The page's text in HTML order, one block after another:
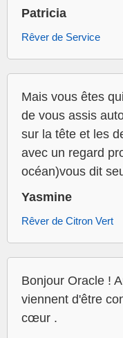
Patricia
Rêver de Service
Mais vous êtes
de vous assis
sur la tête et les
avec un regard
océan)vous dit
Yasmine
Rêver de Citron Vert
Bonjour Oracle !
viennent d'être
cœur .